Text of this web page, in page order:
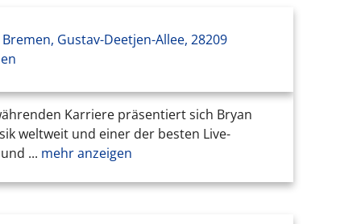
Bremen, Gustav-Deetjen-Allee, 28209
Karriere präsentiert sich Bryan
weltweit und einer der besten Live-
... mehr anzeigen